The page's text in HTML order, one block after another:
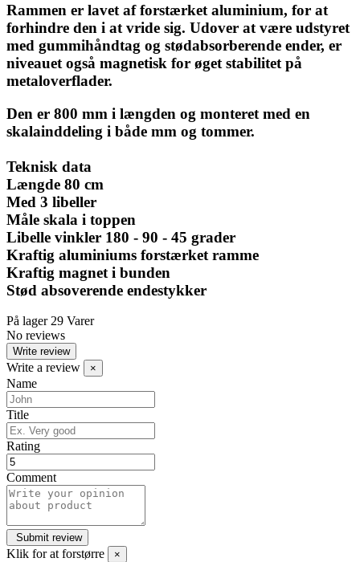
Rammen er lavet af forstærket aluminium, for at
forhindre den i at vride sig. Udover at være udstyret
med gummihåndtag og stødabsorberende ender, er
niveauet også magnetisk for øget stabilitet på
metaloverflader.
Den er 800 mm i længden og monteret med en
skalainddeling i både mm og tommer.
Teknisk data
Længde 80 cm
Med 3 libeller
Måle skala i toppen
Libelle vinkler 180 - 90 - 45 grader
Kraftig aluminiums forstærket ramme
Kraftig magnet i bunden
Stød absoverende endestykker
På lager 29 Varer
No reviews
Write review
Write a review ×
Name
Title
Rating
Comment
Klik for at forstørre ×